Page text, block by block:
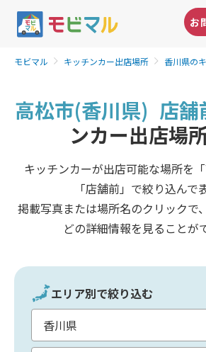
お
モビマル キッチンカー出店場所 香川県の
高松市(香川県) 店舗
ンカー出店場
キッチンカーが出店可能な場所を
「店舗前」で絞り込んで
掲載写真または場所名のクリックで
どの詳細情報を見ることが
エリア別で絞り込む